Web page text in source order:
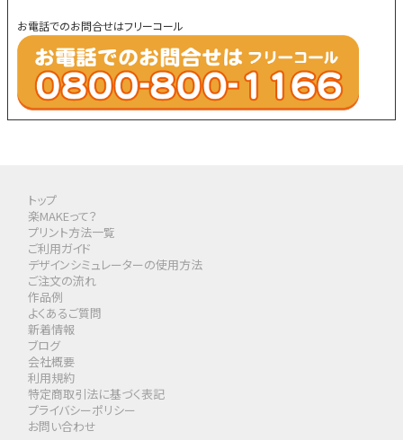
お電話でのお問合せはフリーコール
トップ
楽MAKEって？
プリント方法一覧
ご利用ガイド
デザインシミュレーターの使用方法
ご注文の流れ
作品例
よくあるご質問
新着情報
ブログ
会社概要
利用規約
特定商取引法に基づく表記
プライバシーポリシー
お問い合わせ